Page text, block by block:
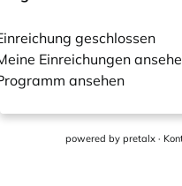
ansehen
Einreichungen
geschlossen
powered by pretalx ·